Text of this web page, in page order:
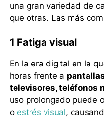
una gran variedad de
que otras. Las más
1 Fatiga visual
En la era digital en la
horas frente a
televisores, teléfonos
uso prolongado puede
o estrés visual,